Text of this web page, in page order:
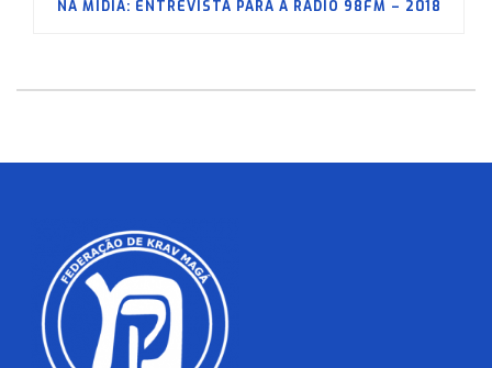
NA MÍDIA: ENTREVISTA PARA A RÁDIO 98FM – 2018